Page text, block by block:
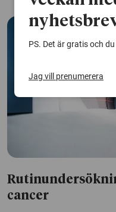
cancer
PS. Det är gratis och
Jag vill prenumerera